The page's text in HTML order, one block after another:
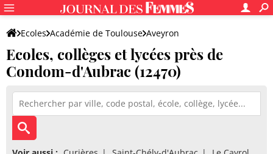
Ecoles Académie de Toulouse Aveyron
Ecoles, collèges et lycées près de
Condom-d'Aubrac (12470)